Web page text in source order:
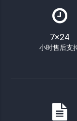
7×24
小时售后支